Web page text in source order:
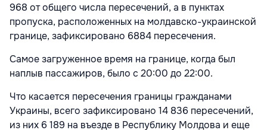
968 от общего числа пересечений, а в пунктах
пропуска, расположенных на молдавско-украинской
границе, зафиксировано 6884 пересечения.
Самое загруженное время на границе, когда был
наплыв пассажиров, было с 20:00 до 22:00.
Что касается пересечения границы гражданами
Украины, всего зафиксировано 14 836 пересечений,
из них 6 189 на въезде в Республику Молдова и еще